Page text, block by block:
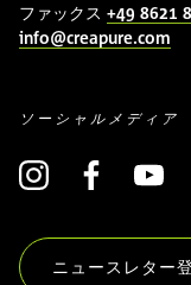
ファックス +49 8621
info@creapure.com
ソーシャルメディア
ニュースレター